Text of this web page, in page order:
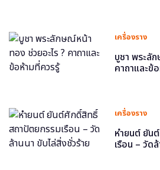
เครื่องราง
บูชา พระลั
คาถาและข้
เครื่องราง
หำยนต์ ยัน
เรือน – วัด